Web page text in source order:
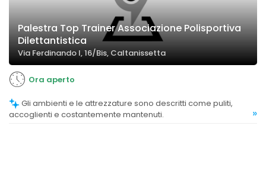
Palestra Top Trainer Associazione Polisportiva
Dilettantistica
Via Ferdinando I, 16/Bis, Caltanissetta
Ora aperto
accoglienti e costantemente mantenuti.
»